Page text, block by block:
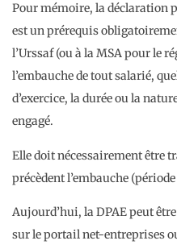
Pour mémoire, la déclaration
est un prérequis
l’Urssaf (ou à la MSA pour le
l’embauche de tout salarié,
d’exercice, la durée ou la
engagé.
Elle doit nécessairement être
précèdent l’embauche
Aujourd’hui, la DPAE peut
sur le portail net-entreprises